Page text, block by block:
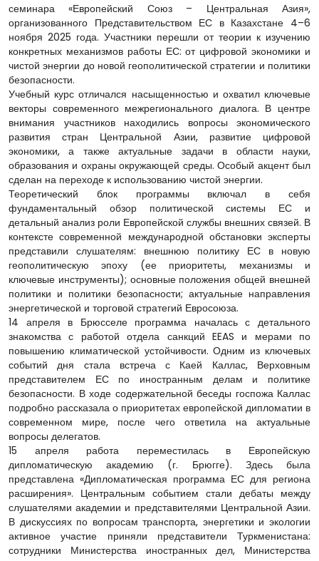
семинара «Европейский Союз – Центральная Азия»,
организованного Представительством ЕС в Казахстане 4–6
ноября 2025 года. Участники перешли от теории к изучению
конкретных механизмов работы ЕС: от цифровой экономики и
чистой энергии до новой геополитической стратегии и политики
безопасности.
Учебный курс отличался насыщенностью и охватил ключевые
векторы современного межрегионального диалога. В центре
внимания участников находились вопросы экономического
развития стран Центральной Азии, развитие цифровой
экономики, а также актуальные задачи в области науки,
образования и охраны окружающей среды. Особый акцент был
сделан на переходе к использованию чистой энергии.
Теоретический блок программы включал в себя
фундаментальный обзор политической системы ЕС и
детальный анализ роли Европейской службы внешних связей. В
контексте современной международной обстановки эксперты
представили слушателям: внешнюю политику ЕС в новую
геополитическую эпоху (ее приоритеты, механизмы и
ключевые инструменты); основные положения общей внешней
политики и политики безопасности; актуальные направления
энергетической и торговой стратегий Евросоюза.
14 апреля в Брюсселе программа началась с детального
знакомства с работой отдела санкций EEAS и мерами по
повышению климатической устойчивости. Одним из ключевых
событий дня стала встреча с Каей Каллас, Верховным
представителем ЕС по иностранным делам и политике
безопасности. В ходе содержательной беседы госпожа Каллас
подробно рассказала о приоритетах европейской дипломатии в
современном мире, после чего ответила на актуальные
вопросы делегатов.
15 апреля работа переместилась в Европейскую
дипломатическую академию (г. Брюгге). Здесь была
представлена «Дипломатическая программа ЕС для региона
расширения». Центральным событием стали дебаты между
слушателями академии и представителями Центральной Азии.
В дискуссиях по вопросам транспорта, энергетики и экологии
активное участие приняли представители Туркменистана:
сотрудники Министерства иностранных дел, Министерства